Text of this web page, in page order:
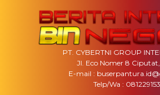
PT. CYBERTNI GROUP
Jl. Eco Nomer 8
E-mail :
Telp/Wa :